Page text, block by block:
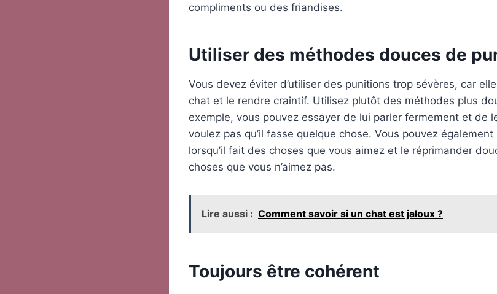
compliments ou des friandises.
Utiliser des méthodes douces de
Vous devez éviter d’utiliser des punitions trop sévères, car
chat et le rendre craintif. Utilisez plutôt des méthodes plus
exemple, vous pouvez essayer de lui parler fermement et de
voulez pas qu’il fasse quelque chose. Vous pouvez
lorsqu’il fait des choses que vous aimez et le réprimander
choses que vous n’aimez pas.
Lire aussi : Comment savoir si un chat est jaloux ?
Toujours être cohérent